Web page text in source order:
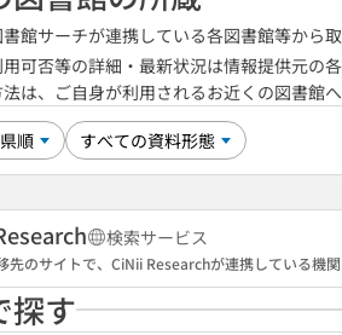
館サーチが連携している各図書館等から
可否等の詳細・最新状況は情報提供元の
は、ご自身が利用されるお近くの図書館
検索サービス
先のサイトで、CiNii Researchが連携している機
探す